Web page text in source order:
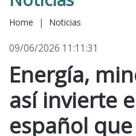
Home | Noticias
09/06/2026 11:11:31
Energía,
así invierte
español